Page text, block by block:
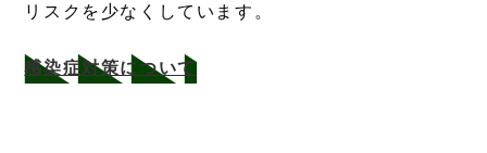
リスクを少なくしています。
感染症対策について